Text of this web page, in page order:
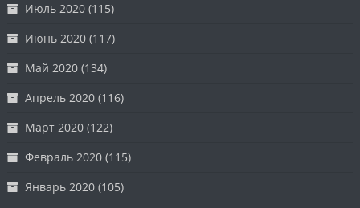
Июль 2020 (115)
Июнь 2020 (117)
Май 2020 (134)
Апрель 2020 (116)
Март 2020 (122)
Февраль 2020 (115)
Январь 2020 (105)